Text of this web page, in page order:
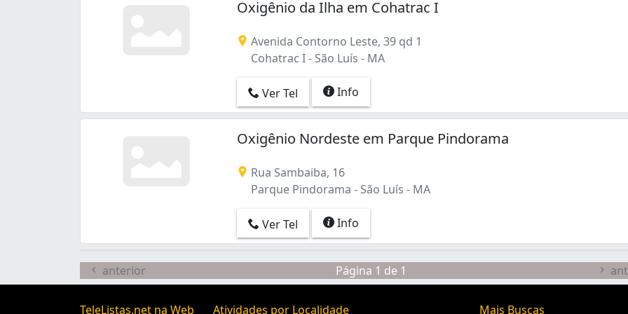
Oxigênio da Ilha em Cohatrac I
Avenida Contorno Leste, 39 qd 1
Cohatrac I - São Luís - MA
Ver Tel Info
Oxigênio Nordeste em Parque Pindorama
Rua Sambaiba, 16
Parque Pindorama - São Luís - MA
Ver Tel Info
anterior Página 1 de 1
TeleListas.net na Web Atividades por Localidade Mais Buscas